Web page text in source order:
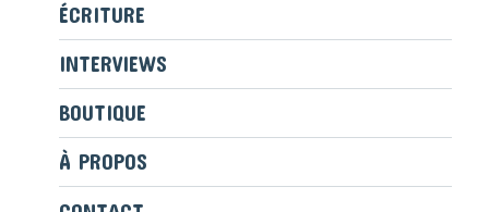
ÉCRITURE
INTERVIEWS
BOUTIQUE
À PROPOS